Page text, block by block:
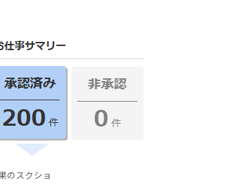
のスクショ